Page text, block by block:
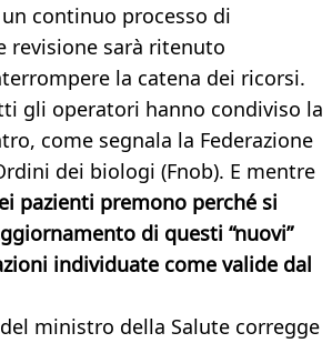
continuo processo di
revisione sarà ritenuto
la catena dei ricorsi.
gli operatori hanno condiviso la
come segnala la Federazione
dei biologi (Fnob). E mentre
pazienti premono perché si
di questi “nuovi”
individuate come valide dal
ministro della Salute corregge